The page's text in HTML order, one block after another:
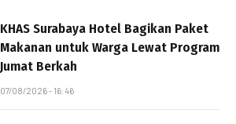
KHAS Surabaya Hotel Bagikan Paket
Makanan untuk Warga Lewat Program
Jumat Berkah
07/08/2026 - 16:46